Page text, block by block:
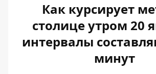
Как курсирует
столице утром 20
интервалы
минут